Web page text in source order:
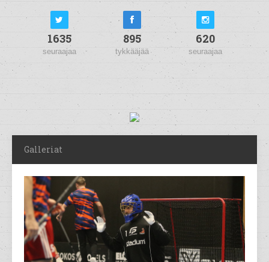
1635
seuraajaa
895
tykkääjää
620
seuraajaa
Galleriat